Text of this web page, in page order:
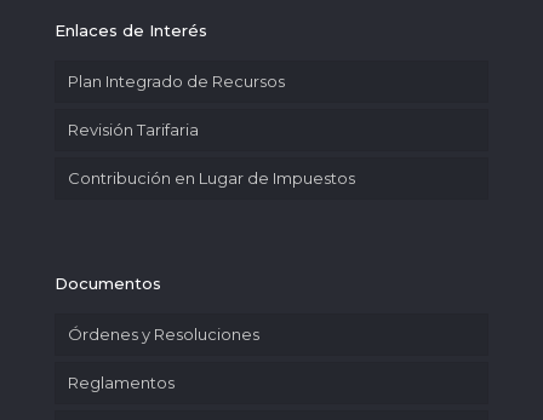
Enlaces de Interés
Plan Integrado de Recursos
Revisión Tarifaria
Contribución en Lugar de Impuestos
Documentos
Órdenes y Resoluciones
Reglamentos